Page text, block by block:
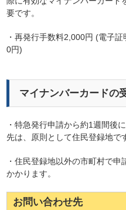
要です。
・再発行手数料2,000円 (電子
0円)
マイナンバーカードの
・特急発行申請から約1週間後
先は、原則として住民登録地で
・住民登録地以外の市町村で
かかります。
お問い合わせ先